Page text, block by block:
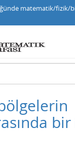
matematik/fizik/